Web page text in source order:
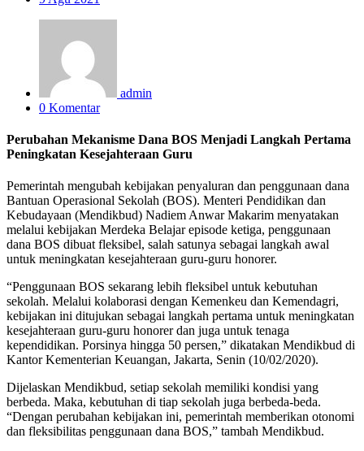
admin
0 Komentar
Perubahan Mekanisme Dana BOS Menjadi Langkah Pertama
Peningkatan Kesejahteraan Guru
Pemerintah mengubah kebijakan penyaluran dan penggunaan dana
Bantuan Operasional Sekolah (BOS). Menteri Pendidikan dan
Kebudayaan (Mendikbud) Nadiem Anwar Makarim menyatakan
melalui kebijakan Merdeka Belajar episode ketiga, penggunaan
dana BOS dibuat fleksibel, salah satunya sebagai langkah awal
untuk meningkatan kesejahteraan guru-guru honorer.
“Penggunaan BOS sekarang lebih fleksibel untuk kebutuhan
sekolah. Melalui kolaborasi dengan Kemenkeu dan Kemendagri,
kebijakan ini ditujukan sebagai langkah pertama untuk meningkatan
kesejahteraan guru-guru honorer dan juga untuk tenaga
kependidikan. Porsinya hingga 50 persen,” dikatakan Mendikbud di
Kantor Kementerian Keuangan, Jakarta, Senin (10/02/2020).
Dijelaskan Mendikbud, setiap sekolah memiliki kondisi yang
berbeda. Maka, kebutuhan di tiap sekolah juga berbeda-beda.
“Dengan perubahan kebijakan ini, pemerintah memberikan otonomi
dan fleksibilitas penggunaan dana BOS,” tambah Mendikbud.